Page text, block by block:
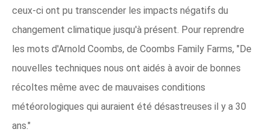
ceux-ci ont pu transcender les impacts négatifs du
changement climatique jusqu'à présent. Pour reprendre
les mots d'Arnold Coombs, de Coombs Family Farms, "De
nouvelles techniques nous ont aidés à avoir de bonnes
récoltes même avec de mauvaises conditions
météorologiques qui auraient été désastreuses il y a 30
ans."